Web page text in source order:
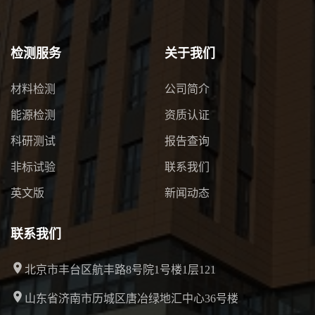
检测服务
材料检测
能源检测
科研测试
非标试验
英文版
关于我们
公司简介
资质认证
报告查询
联系我们
新闻动态
联系我们
北京市丰台区航丰路8号院1号楼1层121
山东省济南市历城区唐冶绿地汇中心36号楼